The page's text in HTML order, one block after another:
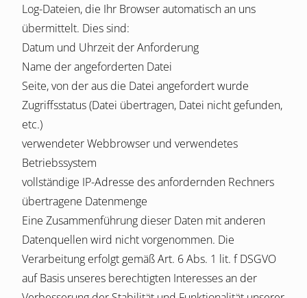
Log-Dateien, die Ihr Browser automatisch an uns
übermittelt. Dies sind:
Datum und Uhrzeit der Anforderung
Name der angeforderten Datei
Seite, von der aus die Datei angefordert wurde
Zugriffsstatus (Datei übertragen, Datei nicht gefunden,
etc.)
verwendeter Webbrowser und verwendetes
Betriebssystem
vollständige IP-Adresse des anfordernden Rechners
übertragene Datenmenge
Eine Zusammenführung dieser Daten mit anderen
Datenquellen wird nicht vorgenommen. Die
Verarbeitung erfolgt gemäß Art. 6 Abs. 1 lit. f DSGVO
auf Basis unseres berechtigten Interesses an der